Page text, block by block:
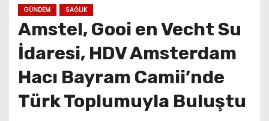
GÜNDEM SAĞLIK
Amstel, Gooi en Vecht Su
İdaresi, HDV Amsterdam
Hacı Bayram Camii’nde
Türk Toplumuyla Buluştu